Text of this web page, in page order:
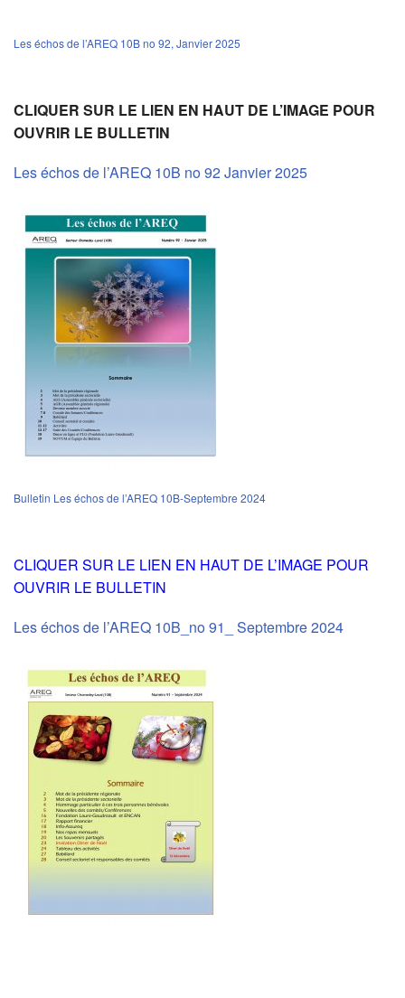
Les échos de l’AREQ 10B no 92, Janvier 2025
CLIQUER SUR LE LIEN EN HAUT DE L’IMAGE POUR
OUVRIR LE BULLETIN
Les échos de l’AREQ 10B no 92 Janvier 2025
Bulletin Les échos de l’AREQ 10B-Septembre 2024
CLIQUER SUR LE LIEN EN HAUT DE L’IMAGE POUR
OUVRIR LE BULLETIN
Les échos de l’AREQ 10B_no 91_ Septembre 2024